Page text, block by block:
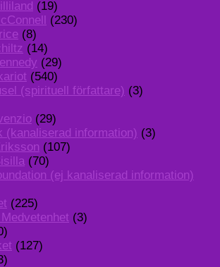
(19)
(230)
(8)
(14)
(29)
(540)
(spirituell författare) (3)
(29)
(kanaliserad information) (3)
(107)
(70)
(ej kanaliserad information)
(225)
(3)
(127)